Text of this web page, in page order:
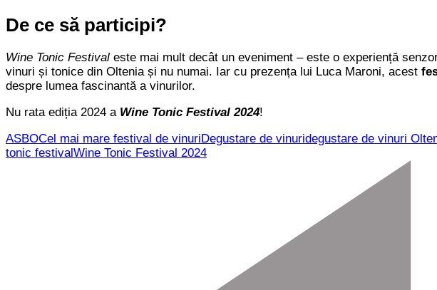
De ce să participi?
Wine Tonic Festival este mai mult decât un eveniment – este o experiență
vinuri și tonice din Oltenia și nu numai. Iar cu prezența lui Luca Maroni, acest
despre lumea fascinantă a vinurilor.
Nu rata ediția 2024 a Wine Tonic Festival 2024!
ASBOCel mai mare festival de vinuri Degustare de vinuridegustare de vinuri
tonic festivalWine Tonic Festival 2024